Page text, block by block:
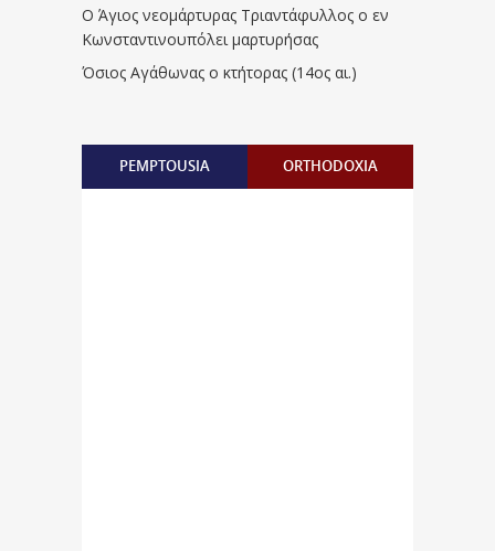
Ο Άγιος νεομάρτυρας Τριαντάφυλλος ο εν
Κωνσταντινουπόλει μαρτυρήσας
Όσιος Αγάθωνας ο κτήτορας (14ος αι.)
PEMPTOUSIA ORTHODOXIA